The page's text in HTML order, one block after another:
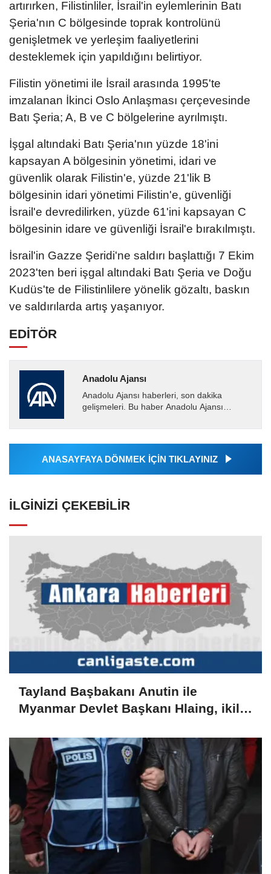
artırırken, Filistinliler, İsrail'in eylemlerinin Batı
Şeria'nın C bölgesinde toprak kontrolünü
genişletmek ve yerleşim faaliyetlerini
desteklemek için yapıldığını belirtiyor.
Filistin yönetimi ile İsrail arasında 1995'te
imzalanan İkinci Oslo Anlaşması çerçevesinde
Batı Şeria; A, B ve C bölgelerine ayrılmıştı.
İşgal altındaki Batı Şeria'nın yüzde 18'ini
kapsayan A bölgesinin yönetimi, idari ve
güvenlik olarak Filistin'e, yüzde 21'lik B
bölgesinin idari yönetimi Filistin'e, güvenliği
İsrail'e devredilirken, yüzde 61'ini kapsayan C
bölgesinin idare ve güvenliği İsrail'e bırakılmıştı.
İsrail'in Gazze Şeridi'ne saldırı başlattığı 7 Ekim
2023'ten beri işgal altındaki Batı Şeria ve Doğu
Kudüs'te de Filistinlilere yönelik gözaltı, baskın
ve saldırılarda artış yaşanıyor.
EDİTÖR
Anadolu Ajansı
Anadolu Ajansı haberleri, son dakika
gelişmeleri. Bu haber Anadolu Ajansı
tarafından geçilen tüm...
ANASAYFAYA DÖNMEK İÇİN TIKLAYINIZ
İLGINIZI ÇEKEBILIR
Tayland Başbakanı Anutin ile
Myanmar Devlet Başkanı Hlaing, ikili